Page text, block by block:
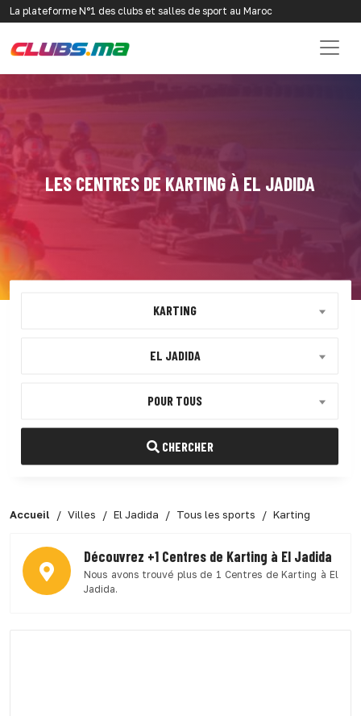
La plateforme N°1 des clubs et salles de sport au Maroc
LES CENTRES DE KARTING À EL JADIDA
KARTING
EL JADIDA
POUR TOUS
CHERCHER
Accueil Villes El Jadida Tous les sports Karting
Découvrez +1 Centres de Karting à El Jadida
Nous avons trouvé plus de 1 Centres de Karting à El
Jadida.